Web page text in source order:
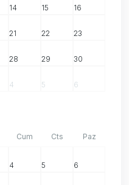
14 15 16
21 22 23
28 29 30
4 5 6
Cum Cts Paz
4 5 6